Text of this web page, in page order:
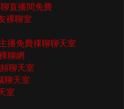
直播間免費
裸聊室
播免費祼聊聊天室
聊網
聊天室
聊天室
室